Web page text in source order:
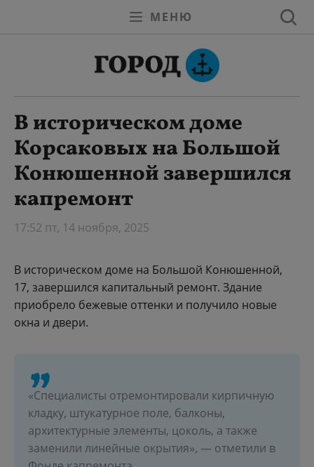
МЕНЮ
В историческом доме
Корсаковых на Большой
Конюшенной завершился
капремонт
17:52 пт, 14 ноября, 2025
В историческом доме на Большой Конюшенной,
17, завершился капитальный ремонт. Здание
приобрело бежевые оттенки и получило новые
окна и двери.
«Специалисты отремонтировали кирпичную
кладку, штукатурное поле, балконы,
архитектурные элементы, цоколь, а также
заменили линейные окрытия», — отметили в